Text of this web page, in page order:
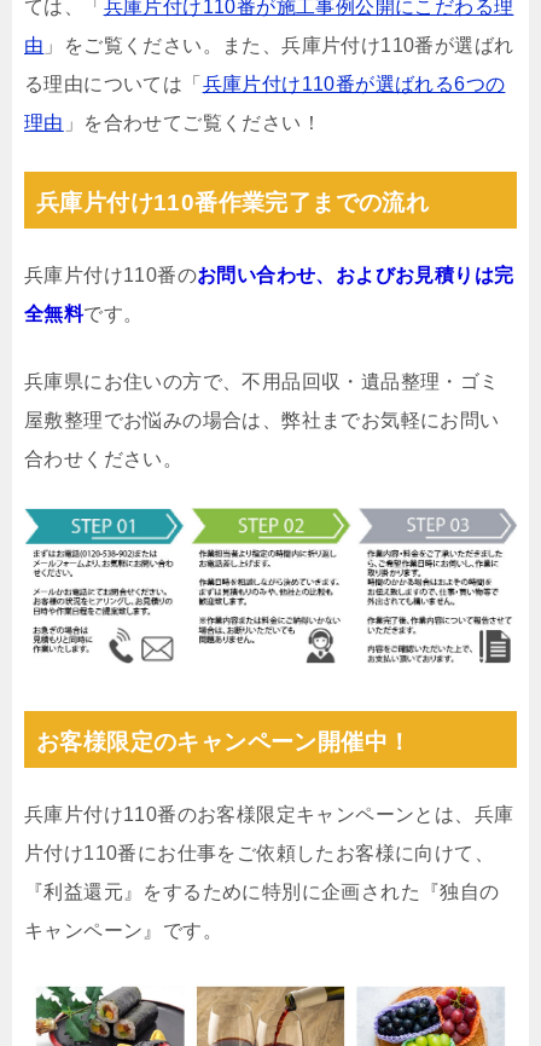
ては、「 兵庫片付け110番が施工事例公開にこだわる理
由 」をご覧ください。また、兵庫片付け110番が選ばれ
る理由については「 兵庫片付け110番が選ばれる6つの
理由 」を合わせてご覧ください！
兵庫片付け110番作業完了までの流れ
兵庫片付け110番のお問い合わせ、およびお見積りは完
全無料です。
兵庫県にお住いの方で、不用品回収・遺品整理・ゴミ
屋敷整理でお悩みの場合は、弊社までお気軽にお問い
合わせください。
お客様限定のキャンペーン開催中！
兵庫片付け110番のお客様限定キャンペーンとは、兵庫
片付け110番にお仕事をご依頼したお客様に向けて、
『利益還元』をするために特別に企画された『独自の
キャンペーン』です。